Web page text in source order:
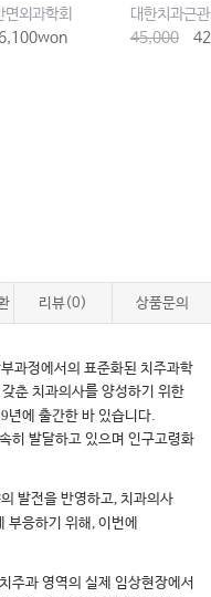
면외과학회
대한치과근
45,000
리뷰(0) 상품문의
과정에서의 표준화된 치주과학
춘 치과의사를 양성하기 위한
년에 출간한 바 있습니다.
히 발달하고 있으며 인구고령화
발전을 반영하고,치과의사
부응하기 위해,이번에
주과 영역의 실제 임상현장에서